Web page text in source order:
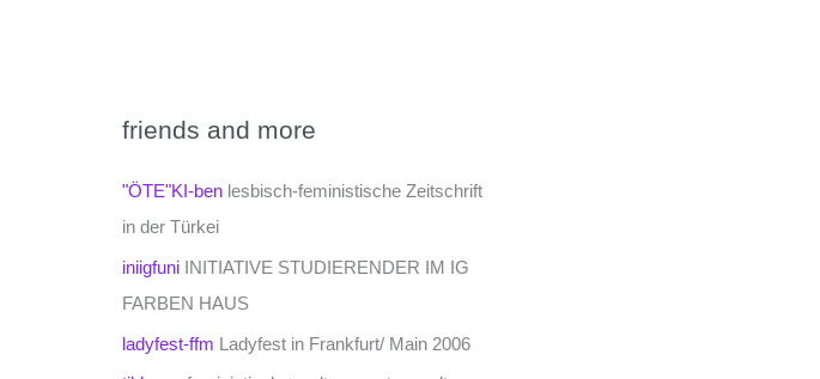
friends and more
"ÖTE"KI-ben lesbisch-feministische Zeitschrift
in der Türkei
iniigfuni INITIATIVE STUDIERENDER IM IG
FARBEN HAUS
ladyfest-ffm Ladyfest in Frankfurt/ Main 2006